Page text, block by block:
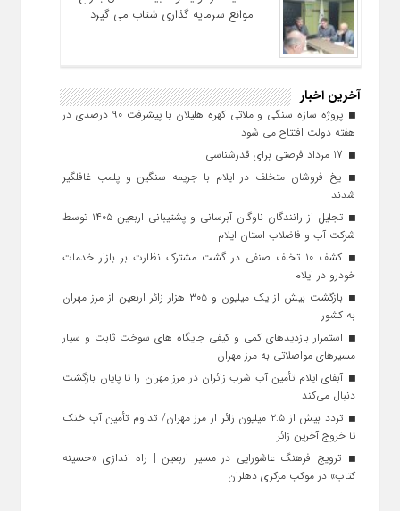
موانع سرمایه‌ گذاری شتاب می‌ گیرد
آخرین اخبار
پروژه سازه سنگی و ملاتی کهره هلیلان با پیشرفت ۹۰ درصدی در
هفته دولت افتتاح می شود
یخ‌ فروشان متخلف در ایلام با جریمه سنگین و پلمب غافلگیر
شدند
تجلیل از رانندگان ناوگان آبرسانی و پشتیبانی اربعین ۱۴۰۵ توسط
شرکت آب و فاضلاب استان ایلام
کشف ۱۰ تخلف صنفی در گشت مشترک نظارت بر بازار خدمات
خودرو در ایلام
بازگشت بیش از یک میلیون و ۳۰۵ هزار زائر اربعین از مرز مهران
به کشور
استمرار بازدیدهای کمی و کیفی جایگاه‌ های سوخت ثابت و سیار
مسیرهای مواصلاتی به مرز مهران
آبفای ایلام تأمین آب شرب زائران در مرز مهران را تا پایان بازگشت
دنبال می‌کند
تردد بیش از ۲.۵ میلیون زائر از مرز مهران/ تداوم تأمین آب خنک
تا خروج آخرین زائر
ترویج فرهنگ عاشورایی در مسیر اربعین | راه‌ اندازی «حسینه
کتاب» در موکب مرکزی دهلران